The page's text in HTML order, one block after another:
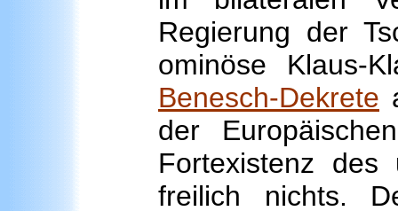
Regierung der
ominöse Klaus-
Benesch-Dekrete
der
Fortexistenz des
freilich nichts.